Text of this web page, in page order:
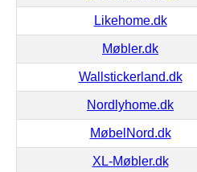
Likehome.dk
Møbler.dk
Wallstickerland.dk
Nordlyhome.dk
MøbelNord.dk
XL-Møbler.dk